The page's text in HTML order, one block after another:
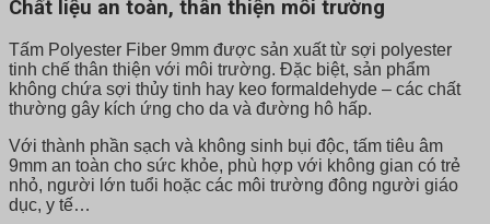
Chất liệu an toàn, thân thiện môi trường
Tấm Polyester Fiber 9mm được sản xuất từ sợi polyester
tinh chế thân thiện với môi trường. Đặc biệt, sản phẩm
không chứa sợi thủy tinh hay keo formaldehyde – các chất
thường gây kích ứng cho da và đường hô hấp.
Với thành phần sạch và không sinh bụi độc, tấm tiêu âm
9mm an toàn cho sức khỏe, phù hợp với không gian có trẻ
nhỏ, người lớn tuổi hoặc các môi trường đông người giáo
dục, y tế…